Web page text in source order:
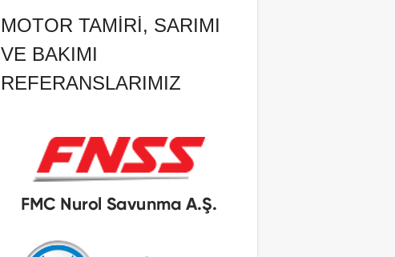
MOTOR TAMIRI, SARIMI
VE BAKIMI
REFERANSLARIMIZ